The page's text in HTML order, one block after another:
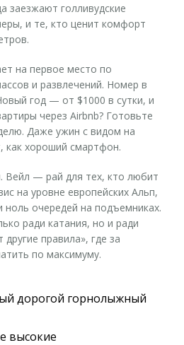
голливудские
и те, кто ценит комфорт
на первое место по
и развлечений. Номер в
год — от $1000 в сутки, и
через Airbnb? Готовьте
Даже ужин с видом на
как хороший смартфон.
Вейл — рай для тех, кто любит
на уровне европейских Альп,
ноль очередей на подъемниках.
ради катания, но и ради
правила», где за
по максимуму.
дорогой горнолыжный
высокие